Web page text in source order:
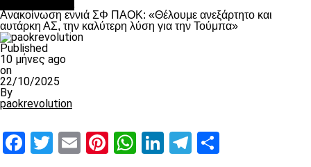
Ανακοίνωση εννιά ΣΦ ΠΑΟΚ: «Θέλουμε ανεξάρτητο και
αυτάρκη ΑΣ, την καλύτερη λύση για την Τούμπα»
Published
10 μήνες ago
on
22/10/2025
By
paokrevolution
Facebook
Twitter
EmailPinterest
WhatsApp
LinkedIn
Telegram